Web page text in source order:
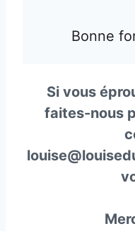
Bonne
Si vous
faites-nous